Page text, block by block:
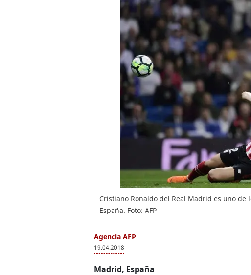
Cristiano Ronaldo del Real Madrid es uno
España. Foto: AFP
Agencia AFP
19.04.2018
Madrid, España